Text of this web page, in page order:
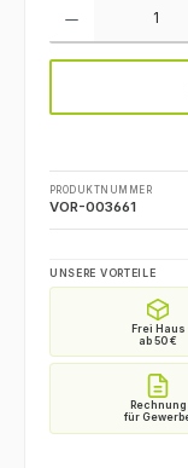
PRODUKTNUMMER
VOR-003661
UNSERE VORTEILE